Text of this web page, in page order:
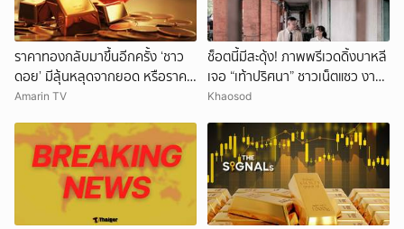
ราคาทองกลับมาขึ้นอีกครั้ง ‘ชาว
ดอย’ มีลุ้นหลุดจากยอด หรือราคา
จะลงอีก?
Amarin TV
ช็อตนี้มีสะดุ้ง! ภาพพรีเวดดิ้งบาหลี
เจอ “เท้าปริศนา” ชาวเน็ตแซว งาน
แต่งหรือหนังผี
Khaosod